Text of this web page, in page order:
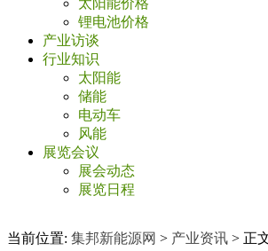
太阳能价格
锂电池价格
产业访谈
行业知识
太阳能
储能
电动车
风能
展览会议
展会动态
展览日程
当前位置: 集邦新能源网 > 产业资讯 > 正